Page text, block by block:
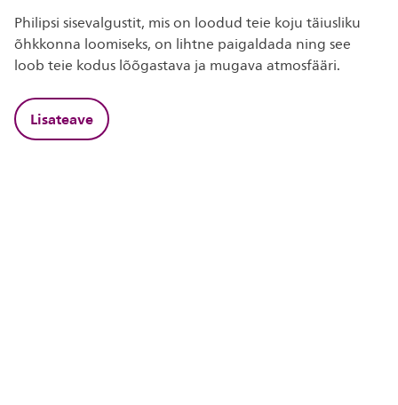
Philipsi sisevalgustit, mis on loodud teie koju täiusliku
õhkkonna loomiseks, on lihtne paigaldada ning see
loob teie kodus lõõgastava ja mugava atmosfääri.
Lisateave